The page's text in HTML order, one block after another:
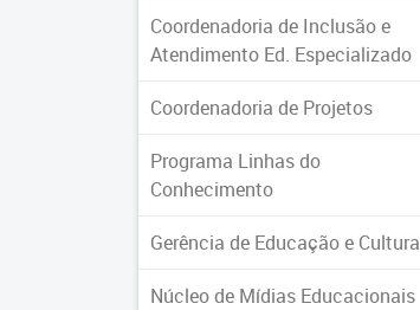
Coordenadoria de Inclusão e
Atendimento Ed. Especializado
Coordenadoria de Projetos
Programa Linhas do
Conhecimento
Gerência de Educação e Cultura
Núcleo de Mídias Educacionais